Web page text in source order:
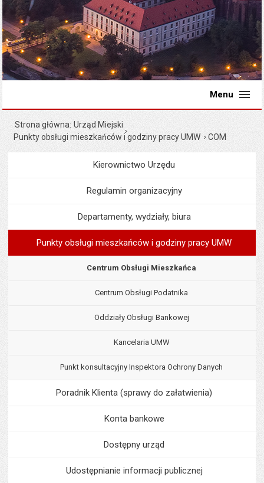
Menu
Strona główna Urząd Miejski
Punkty obsługi mieszkańców i godziny pracy UMW
COM
MenuUrząd Miejski
Kierownictwo Urzędu
Regulamin organizacyjny
Departamenty, wydziały, biura
Punkty obsługi mieszkańców i godziny pracy UMW
Centrum Obsługi Mieszkańca
Centrum Obsługi Podatnika
Oddziały Obsługi Bankowej
Kancelaria UMW
Punkt konsultacyjny Inspektora Ochrony Danych
Poradnik Klienta (sprawy do załatwienia)
Konta bankowe
Dostępny urząd
Udostępnianie informacji publicznej